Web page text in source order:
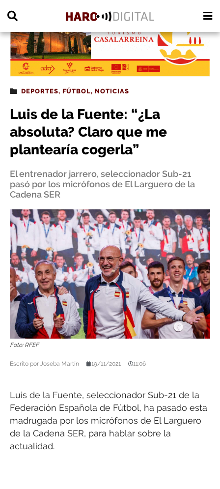
DEPORTES, FÚTBOL, NOTICIAS
Luis de la Fuente: “¿La
absoluta? Claro que me
plantearía cogerla”
El entrenador jarrero, seleccionador Sub-21
pasó por los micrófonos de El Larguero de la
Cadena SER
Foto: RFEF
Escrito por Joseba Martín 19/11/2021 11:06
Luis de la Fuente, seleccionador Sub-21 de la
Federación Española de Fútbol, ha pasado esta
madrugada por los micrófonos de El Larguero
de la Cadena SER, para hablar sobre la
actualidad.